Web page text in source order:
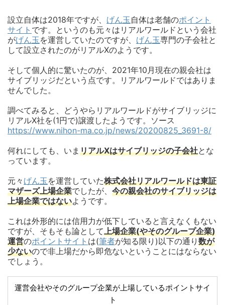
設立自体は2018年ですが、 げん玉 自体は老舗のポイント
サイト です。というのも元々はリアルワールドという会社
がげん玉 を運営していたのですが、 げん玉専門の子会社と
して設立されたのがリアルXのようです。
そして個人的に驚いたのが、2021年10月現在の親会社は
サイブリッジだという点です。リアルワールドではありま
せんでした。
調べてみると、どうやらリアルワールドがサイブリッジに
リアルX社を(1円で)譲渡したようです。ソース
https://www.nihon-ma.co.jp/news/20200825_3691-8/
何れにしても、いま リアルXはサイブリッジの子会社とな
っています。
元々 げん玉 を運営していた株式会社リアルワールドは東証
マザーズ上場企業でしたが、 今の親会社のサイブリッジは
上場企業ではないようです。
これは外形的には信用力が低下していると言えなくもない
ですが、そもそも論として上場企業(やそのグループ企業)
運営のポイントサイト は(筆者が知る限り)以下の通り 数が
少ないので非上場だから即危ないということにはならない
でしょう。
運営会社やそのグループ企業が上場しているポイントサイ
ト